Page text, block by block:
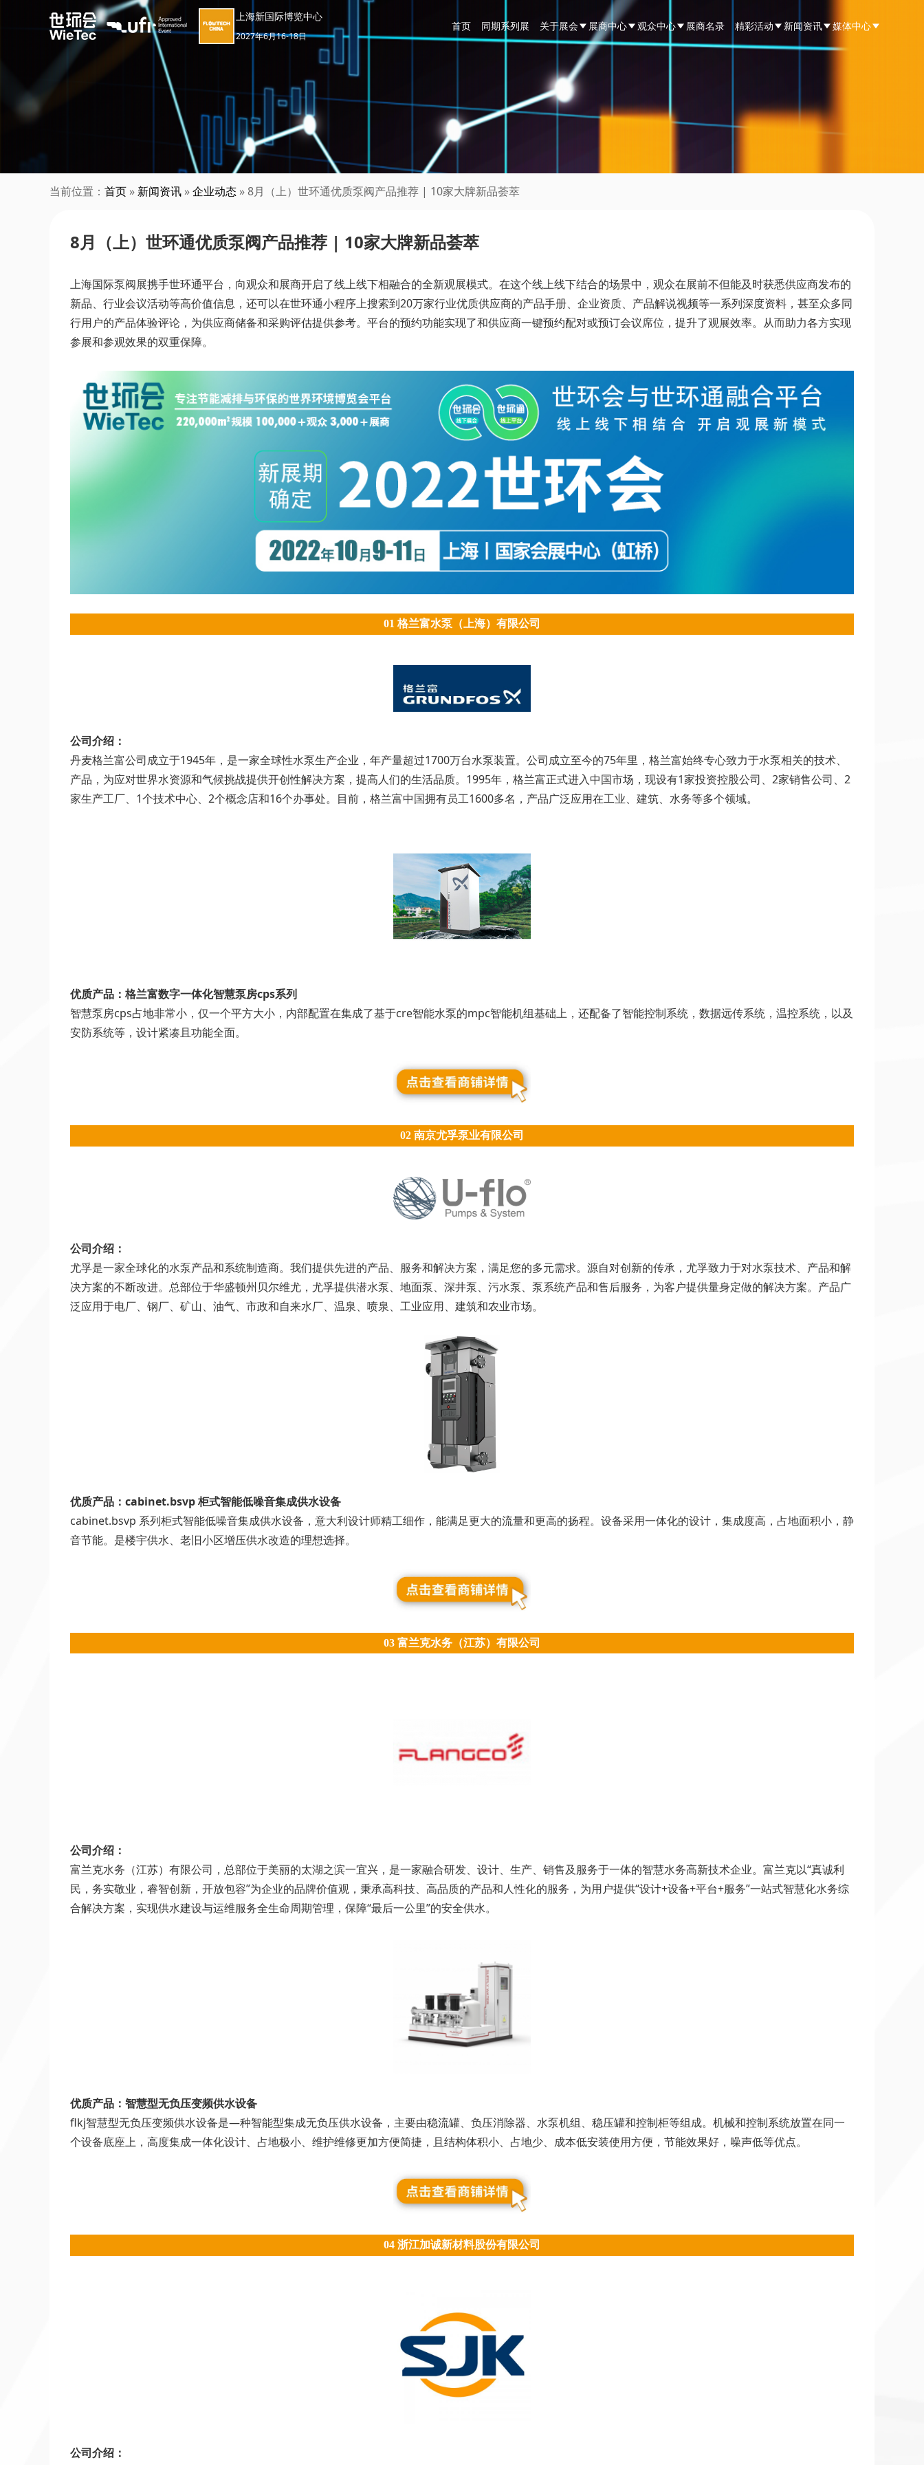
上海新国际博览中心
2027年6月16-18日
首页 同期系列展 关于展会 展商中心 观众中心 展商名录 精彩活动 新闻资讯 媒体中心
当前位置： 首页 » 新闻资讯 »企业动态 » 8月（上）世环通优质泵阀产品推荐 | 10家大牌新品荟萃
8月（上）世环通优质泵阀产品推荐 | 10家大牌新品荟萃
上海国际泵阀展携手世环通平台，向观众和展商开启了线上线下相融合的全新观展模式。在这个线上线下结合的场景中，观众在展前不但能及时获悉供应商发布的
新品、行业会议活动等高价值信息，还可以在世环通小程序上搜索到20万家行业优质供应商的产品手册、企业资质、产品解说视频等一系列深度资料，甚至众多同
行用户的产品体验评论，为供应商储备和采购评估提供参考。平台的预约功能实现了和供应商一键预约配对或预订会议席位，提升了观展效率。从而助力各方实现
参展和参观效果的双重保障。
01 格兰富水泵（上海）有限公司
公司介绍：
丹麦格兰富公司成立于1945年，是一家全球性水泵生产企业，年产量超过1700万台水泵装置。公司成立至今的75年里，格兰富始终专心致力于水泵相关的技术、
产品，为应对世界水资源和气候挑战提供开创性解决方案，提高人们的生活品质。1995年，格兰富正式进入中国市场，现设有1家投资控股公司、2家销售公司、2
家生产工厂、1个技术中心、2个概念店和16个办事处。目前，格兰富中国拥有员工1600多名，产品广泛应用在工业、建筑、水务等多个领域。
优质产品：格兰富数字一体化智慧泵房cps系列
智慧泵房cps占地非常小，仅一个平方大小，内部配置在集成了基于cre智能水泵的mpc智能机组基础上，还配备了智能控制系统，数据远传系统，温控系统，以及
安防系统等，设计紧凑且功能全面。
02 南京尤孚泵业有限公司
公司介绍：
尤孚是一家全球化的水泵产品和系统制造商。我们提供先进的产品、服务和解决方案，满足您的多元需求。源自对创新的传承，尤孚致力于对水泵技术、产品和解
决方案的不断改进。总部位于华盛顿州贝尔维尤，尤孚提供潜水泵、地面泵、深井泵、污水泵、泵系统产品和售后服务，为客户提供量身定做的解决方案。产品广
泛应用于电厂、钢厂、矿山、油气、市政和自来水厂、温泉、喷泉、工业应用、建筑和农业市场。
优质产品：cabinet.bsvp 柜式智能低噪音集成供水设备
cabinet.bsvp 系列柜式智能低噪音集成供水设备，意大利设计师精工细作，能满足更大的流量和更高的扬程。设备采用一体化的设计，集成度高，占地面积小，静
音节能。是楼宇供水、老旧小区增压供水改造的理想选择。
03 富兰克水务（江苏）有限公司
公司介绍：
富兰克水务（江苏）有限公司，总部位于美丽的太湖之滨一宜兴，是一家融合研发、设计、生产、销售及服务于一体的智慧水务高新技术企业。富兰克以“真诚利
民，务实敬业，睿智创新，开放包容”为企业的品牌价值观，秉承高科技、高品质的产品和人性化的服务，为用户提供“设计+设备+平台+服务”一站式智慧化水务综
合解决方案，实现供水建设与运维服务全生命周期管理，保障“最后一公里”的安全供水。
优质产品：智慧型无负压变频供水设备
flkj智慧型无负压变频供水设备是—种智能型集成无负压供水设备，主要由稳流罐、负压消除器、水泵机组、稳压罐和控制柜等组成。机械和控制系统放置在同一
个设备底座上，高度集成一体化设计、占地极小、维护维修更加方便简捷，且结构体积小、占地少、成本低安装使用方便，节能效果好，噪声低等优点。
04 浙江加诚新材料股份有限公司
公司介绍：